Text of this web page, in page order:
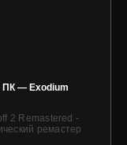
ПК — Exodium
2 Remastered -
ремастер